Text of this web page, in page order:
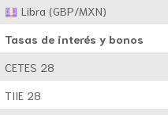
Libra (GBP/MXN)
Tasas de interés y bonos
CETES 28
TIIE 28